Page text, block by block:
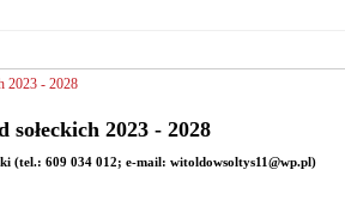
2023 - 2028
2023 - 2028
(tel.: 609 034 012; e-mail : witoldowsoltys11@wp.pl)